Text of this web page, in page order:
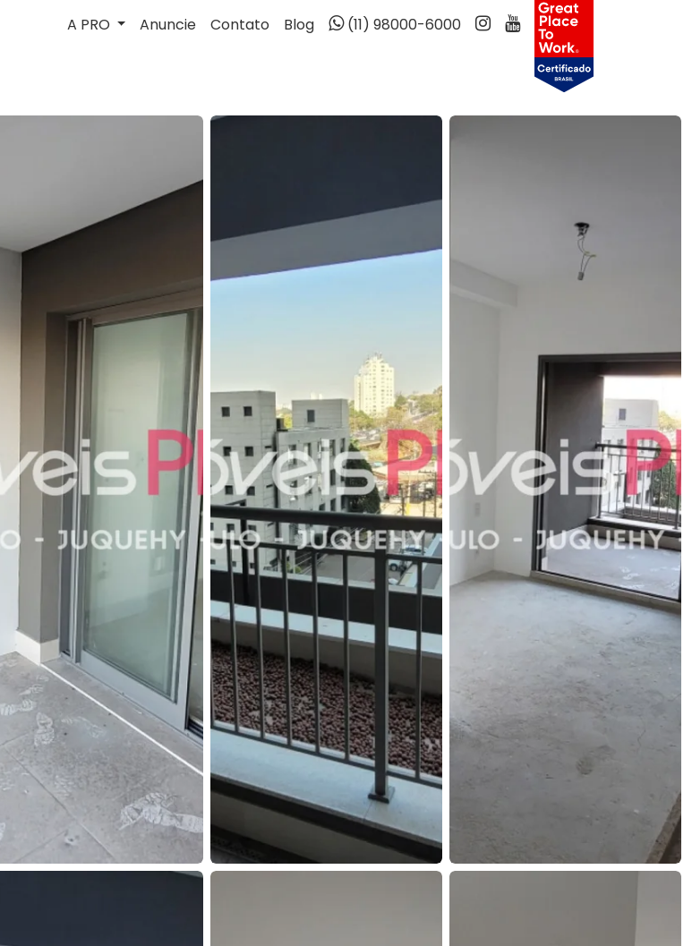
A PRO Anuncie Contato Blog (11) 98000-6000